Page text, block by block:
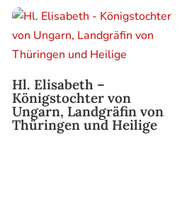
Hl. Elisabeth –
Königstochter von
Ungarn, Landgräfin von
Thüringen und Heilige